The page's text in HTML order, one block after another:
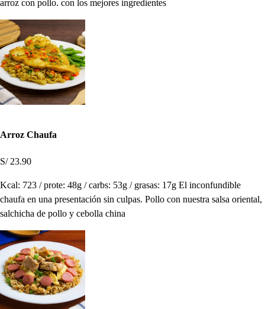
arroz con pollo. con los mejores ingredientes
Arroz Chaufa
S/ 23.90
Kcal: 723 / prote: 48g / carbs: 53g / grasas: 17g El inconfundible
chaufa en una presentación sin culpas. Pollo con nuestra salsa oriental,
salchicha de pollo y cebolla china